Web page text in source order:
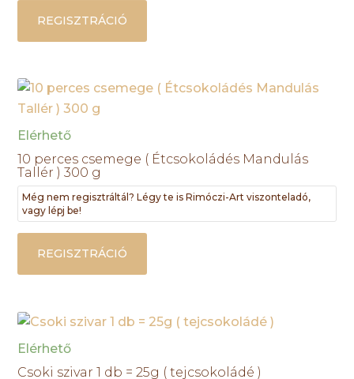
REGISZTRÁCIÓ
Elérhető
10 perces csemege ( Étcsokoládés Mandulás
Tallér ) 300 g
Még nem regisztráltál? Légy te is Rimóczi-Art viszonteladó,
vagy lépj be!
REGISZTRÁCIÓ
Elérhető
Csoki szivar 1 db = 25g ( tejcsokoládé )